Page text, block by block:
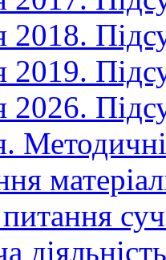
2018.
2019.
2026.
діяльність